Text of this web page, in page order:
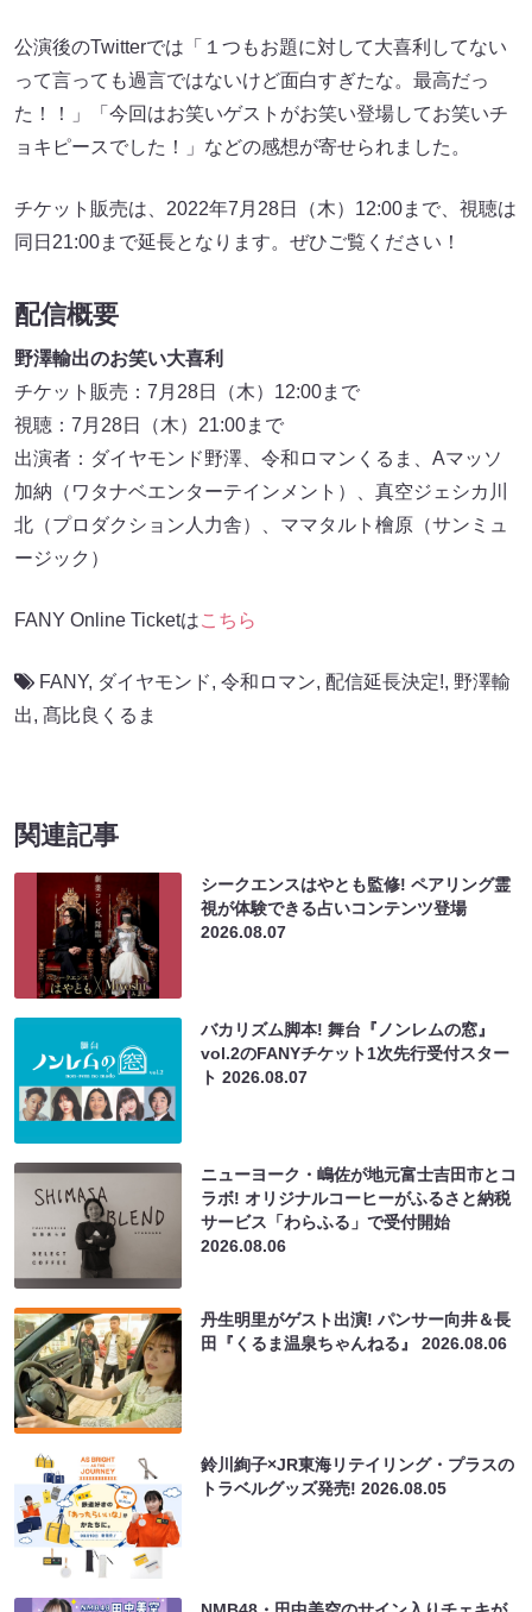
公演後のTwitterでは「１つもお題に対して大喜利してない
って言っても過言ではないけど面白すぎたな。最高だっ
た！！」「今回はお笑いゲストがお笑い登場してお笑いチ
ョキピースでした！」などの感想が寄せられました。
チケット販売は、2022年7月28日（木）12:00まで、視聴は
同日21:00まで延長となります。ぜひご覧ください！
配信概要
野澤輸出のお笑い大喜利
チケット販売：7月28日（木）12:00まで
視聴：7月28日（木）21:00まで
出演者：ダイヤモンド野澤、令和ロマンくるま、Aマッソ
加納（ワタナベエンターテインメント）、真空ジェシカ川
北（プロダクション人力舎）、ママタルト檜原（サンミュ
ージック）
FANY Online Ticketはこちら
FANY, ダイヤモンド, 令和ロマン, 配信延長決定!, 野澤輸
出, 髙比良くるま
関連記事
シークエンスはやとも監修! ペアリング霊
視が体験できる占いコンテンツ登場
2026.08.07
バカリズム脚本! 舞台『ノンレムの窓』
vol.2のFANYチケット1次先行受付スター
ト2026.08.07
ニューヨーク・嶋佐が地元富士吉田市とコ
ラボ! オリジナルコーヒーがふるさと納税
サービス「わらふる」で受付開始
2026.08.06
丹生明里がゲスト出演! パンサー向井＆長
田『くるま温泉ちゃんねる』2026.08.06
鈴川絢子×JR東海リテイリング・プラスの
トラベルグッズ発売!2026.08.05